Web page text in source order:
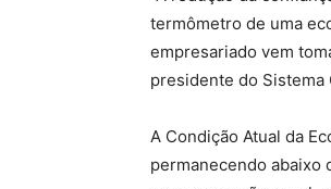
termômetro de uma
empresariado vem
presidente do Sistema
A Condição Atual da
permanecendo abaixo